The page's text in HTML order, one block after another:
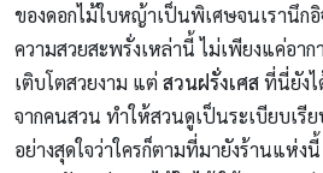
ของดอกไม้ใบหญ้าเป็นพิเศษจนเรานึก
ความสวยสะพรั่งเหล่านี้ ไม่เพียงแค่อา
เติบโตสวยงาม แต่ สวนฝรั่งเศสที่นี่ยังไ
จากคนสวน ทำให้สวนดูเป็นระเบียบเรีย
อย่างสุดใจว่าใครก็ตามที่มายังร้านแห่ง